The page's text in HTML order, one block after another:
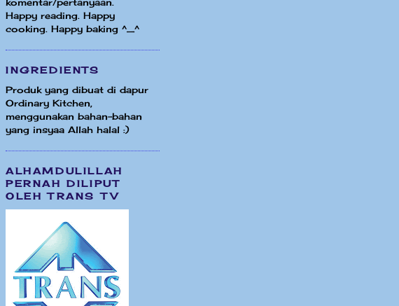
komentar/pertanyaan.
Happy reading. Happy
cooking. Happy baking ^_^
INGREDIENTS
Produk yang dibuat di dapur
Ordinary Kitchen,
menggunakan bahan-bahan
yang insyaa Allah halal :)
ALHAMDULILLAH
PERNAH DILIPUT
OLEH TRANS TV